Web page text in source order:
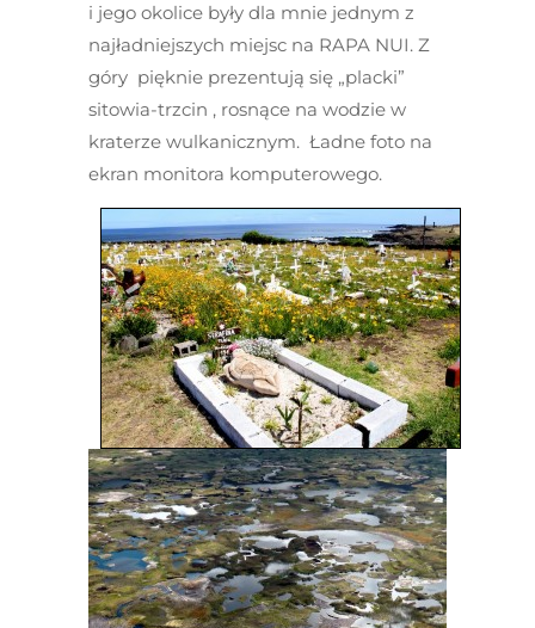
i jego okolice były dla mnie jednym z
najładniejszych miejsc na RAPA NUI. Z
góry pięknie prezentują się „placki”
sitowia-trzcin , rosnące na wodzie w
kraterze wulkanicznym. Ładne foto na
ekran monitora komputerowego.